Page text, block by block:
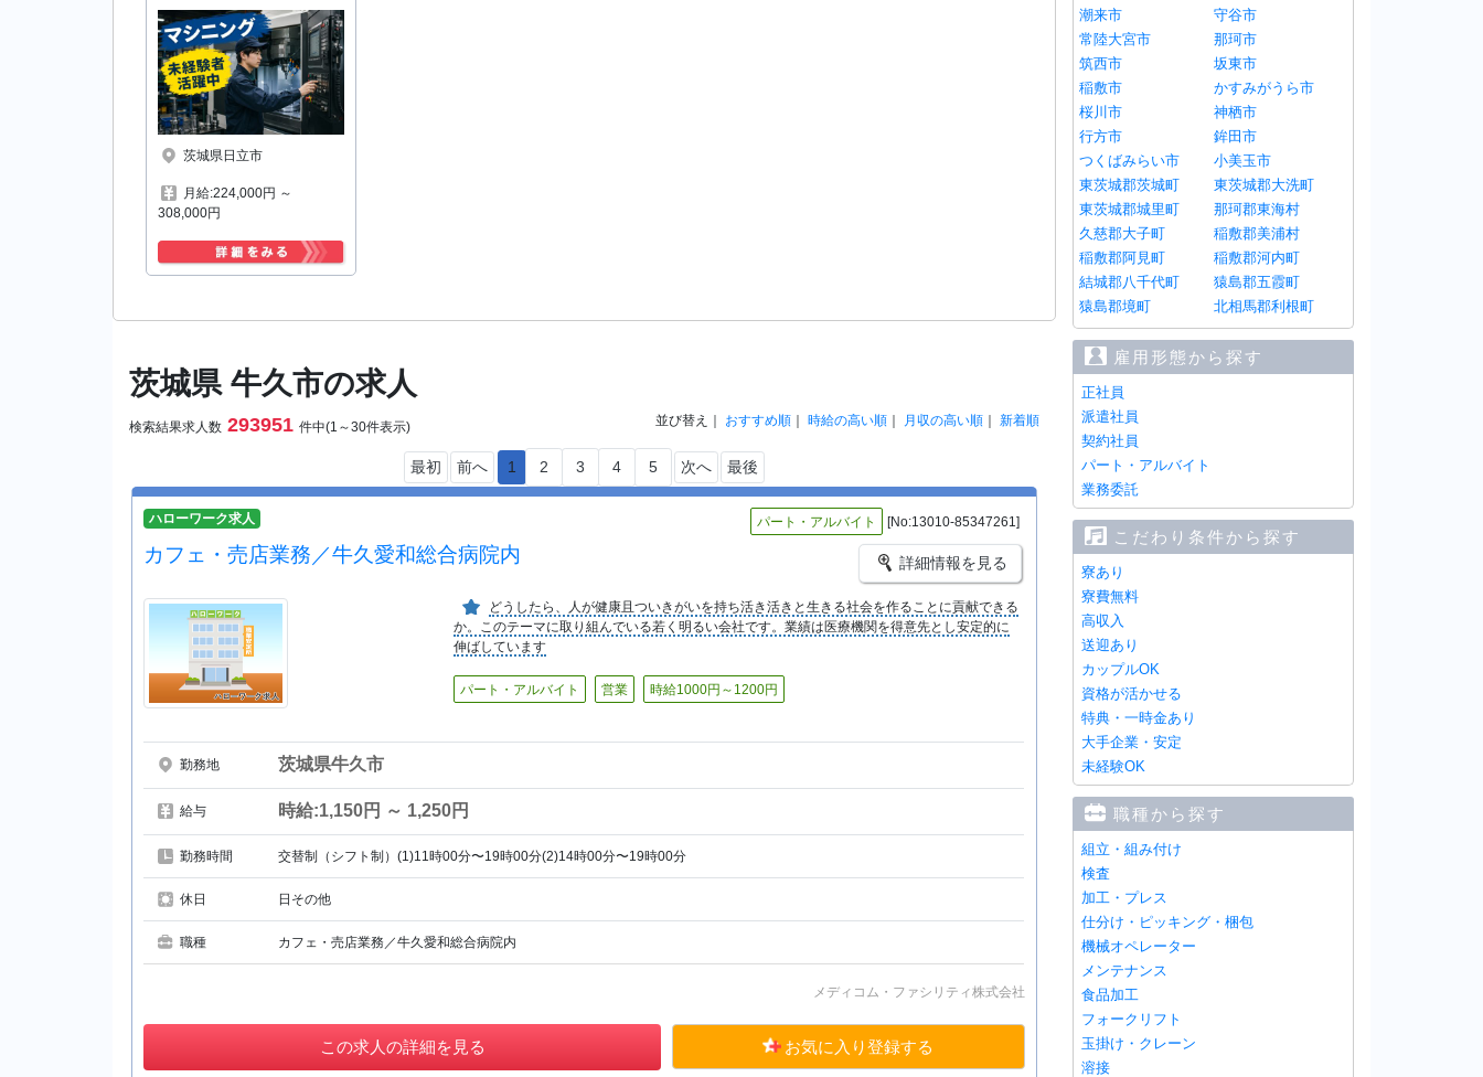
茨城県日立市
月給:224,000円 ～
308,000円
茨城県 牛久市の求人
検索結果求人数 293951 件中(1～30件表示) 並び替え｜ おすすめ順 ｜ 時給の高い順 ｜ 月収の高い順 ｜ 新着順
最初 前へ 1 2 3 4 5 次へ 最後
ハローワーク求人 パート・アルバイト [No:13010-85347261]
カフェ・売店業務／牛久愛和総合病院内 詳細情報を見る
どうしたら、人が健康且ついきがいを持ち活き活きと生きる社会を作ることに貢献できる
か。このテーマに取り組んでいる若く明るい会社です。業績は医療機関を得意先とし安定的に
伸ばしています
パート・アルバイト 営業 時給1000円～1200円
勤務地 茨城県牛久市
給与 時給:1,150円 ～ 1,250円
勤務時間 交替制（シフト制）(1)11時00分〜19時00分(2)14時00分〜19時00分
休日 日その他
職種 カフェ・売店業務／牛久愛和総合病院内
メディコム・ファシリティ株式会社
この求人の詳細を見る お気に入り登録する
潮来市
守谷市
常陸大宮市
那珂市
筑西市
坂東市
稲敷市
かすみがうら市
桜川市
神栖市
行方市
鉾田市
つくばみらい市
小美玉市
東茨城郡茨城町
東茨城郡大洗町
東茨城郡城里町
那珂郡東海村
久慈郡大子町
稲敷郡美浦村
稲敷郡阿見町
稲敷郡河内町
結城郡八千代町
猿島郡五霞町
猿島郡境町
北相馬郡利根町
雇用形態から探す
正社員
派遣社員
契約社員
パート・アルバイト
業務委託
こだわり条件から探す
寮あり
寮費無料
高収入
送迎あり
カップルOK
資格が活かせる
特典・一時金あり
大手企業・安定
未経験OK
職種から探す
組立・組み付け
検査
加工・プレス
仕分け・ピッキング・梱包
機械オペレーター
メンテナンス
食品加工
フォークリフト
玉掛け・クレーン
溶接